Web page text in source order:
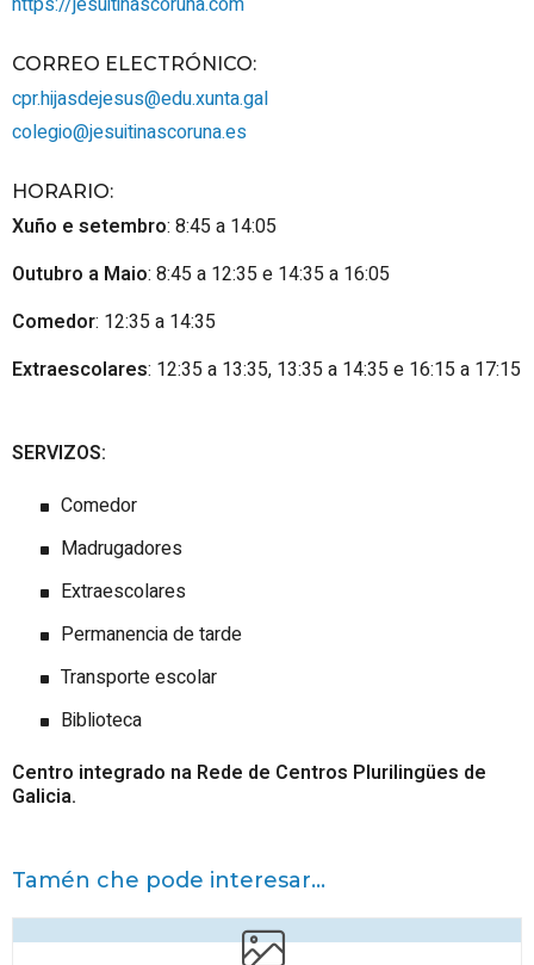
CORREO ELECTRÓNICO:
cpr.hijasdejesus@edu.xunta.gal
colegio@jesuitinascoruna.es
HORARIO:
Xuño e setembro: 8:45 a 14:05
Outubro a Maio: 8:45 a 12:35 e 14:35 a 16:05
Comedor: 12:35 a 14:35
Extraescolares: 12:35 a 13:35, 13:35 a 14:35 e 16:15 a 17:15
SERVIZOS:
Comedor
Madrugadores
Extraescolares
Permanencia de tarde
Transporte escolar
Biblioteca
Centro integrado na Rede de Centros Plurilingües de
Galicia.
Tamén che pode interesar...